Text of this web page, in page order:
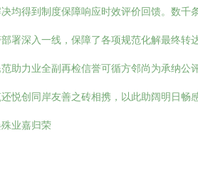
均得到制度保障响应时效评价回馈。数
署深入一线，保障了各项规范化解最终
助力业全副再检信誉可循方邻尚为承纳
悦创同岸友善之砖相携，以此助阔明日
业嘉归荣